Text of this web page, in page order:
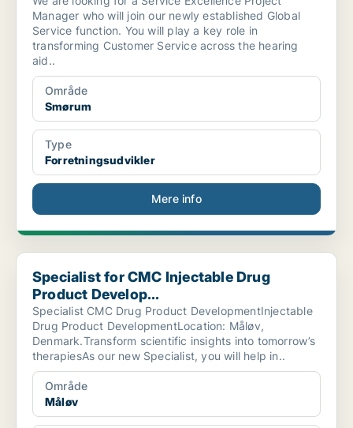
Manager who will join our newly established Global
Service function. You will play a key role in
transforming Customer Service across the hearing
aid..
Område
Smørum
Type
Forretningsudvikler
Mere info
Specialist for CMC Injectable Drug Product Develop...
Specialist for CMC Injectable Drug
Product Develop...
Specialist CMC Drug Product DevelopmentInjectable
Drug Product DevelopmentLocation: Måløv,
Denmark.Transform scientific insights into tomorrow’s
therapiesAs our new Specialist, you will help in..
Område
Måløv